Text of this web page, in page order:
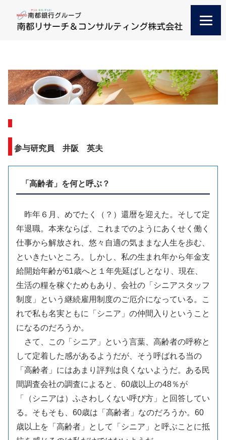
参与研究員 井阪 英夫
「高齢者」を何と呼ぶ？
昨年６月、めでたく（？）還暦を迎えた。そして定
年退職。本来ならば、これまでのようにあくせく働く
仕事から解放され、悠々自適の気ままな人生を歩む、
といきたいところ。しかし、私の生まれ年から年金支
給開始年齢が61歳へと１年先延ばしとなり、現在、
生活の糧を稼ぐためもあり、会社の「シニアスタッフ
制度」という継続雇用制度のご厄介になっている。こ
れで私も名実ともに「シニア」の仲間入りということ
になるのだろうか。
さて、この「シニア」という言葉、高齢者の呼称と
して定着した感があるようだが、そう呼ばれる当の
「高齢者」にはあまり評判は良くないようだ。ある民
間調査会社の調査によると、60歳以上の48％が
「（シニアは）ふさわしくない呼び方」と回答してい
る。そもそも、60歳は「高齢者」なのだろうか。60
歳以上を「高齢者」として「シニア」と呼ぶことに抵